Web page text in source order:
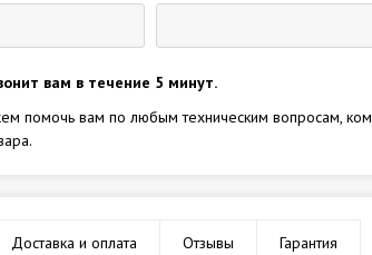
вам в течение 5 минут.
помочь вам по любым техническим вопросам,
Доставка и оплата Отзывы Гарантия